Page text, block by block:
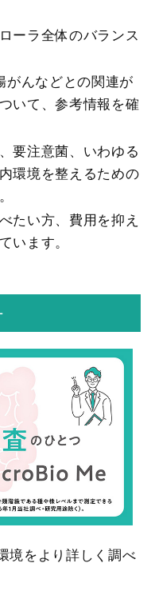
ーラ全体のバランス
がんなどとの関連が
いて、参考情報を確
要注意菌、いわゆる
環境を整えるための
たい方、費用を抑え
います。
境をより詳しく調べ